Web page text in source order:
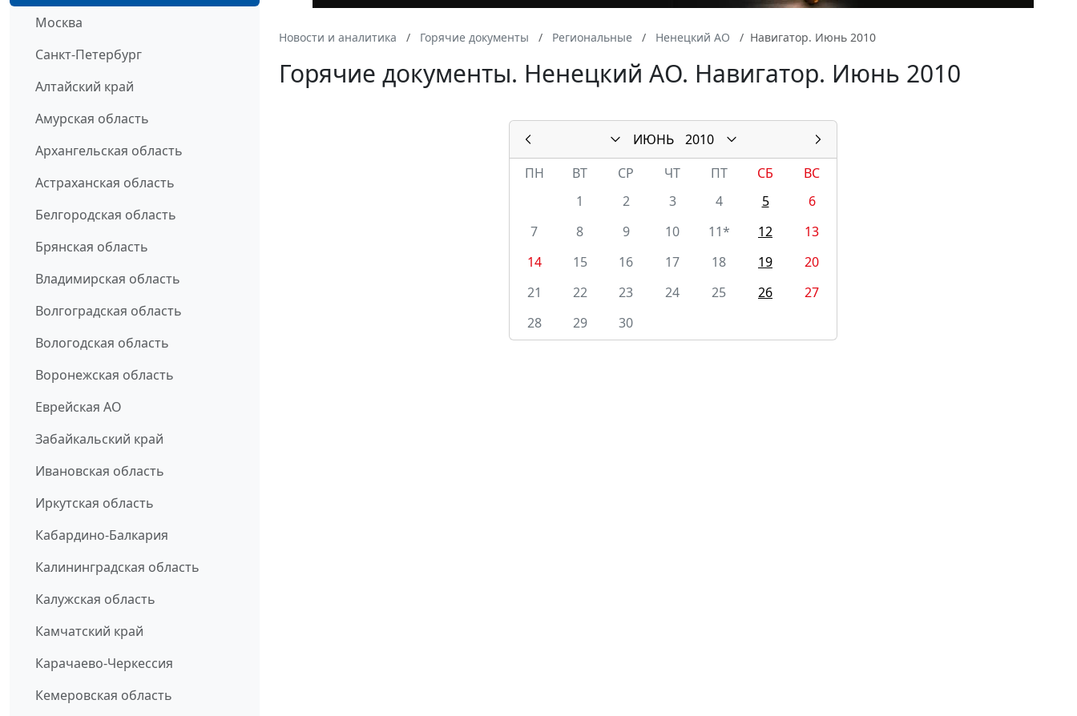
Москва
Санкт-Петербург
Алтайский край
Амурская область
Архангельская область
Астраханская область
Белгородская область
Брянская область
Владимирская область
Волгоградская область
Вологодская область
Воронежская область
Еврейская АО
Забайкальский край
Ивановская область
Иркутская область
Кабардино-Балкария
Калининградская область
Калужская область
Камчатский край
Карачаево-Черкессия
Кемеровская область
Новости и аналитика Горячие документы Региональные Ненецкий АО Навигатор. Июнь 2010
Горячие документы. Ненецкий АО. Навигатор. Июнь 2010
ИЮНЬ
2010
ПН
ВТ СР ЧТ ПТ СБ
ВС
1
2 3 4 5
6
7
8 9 10 11* 12
13
14
15 16 17 18 19
20
21
22 23 24 25 26
27
28
29 30